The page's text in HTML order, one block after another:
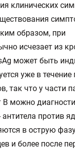
клинических
образом, при
исчезает из
может быть
уже в течение
так что у части
можно
против
в острую
и более после